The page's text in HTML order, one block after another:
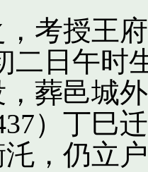
考授王
二日午时
，葬邑城
）丁巳
，仍立